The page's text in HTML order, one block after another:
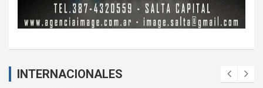
INTERNACIONALES